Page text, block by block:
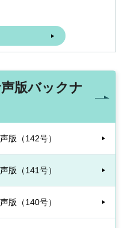
版バックナ
版（142号）
版（141号）
版（140号）